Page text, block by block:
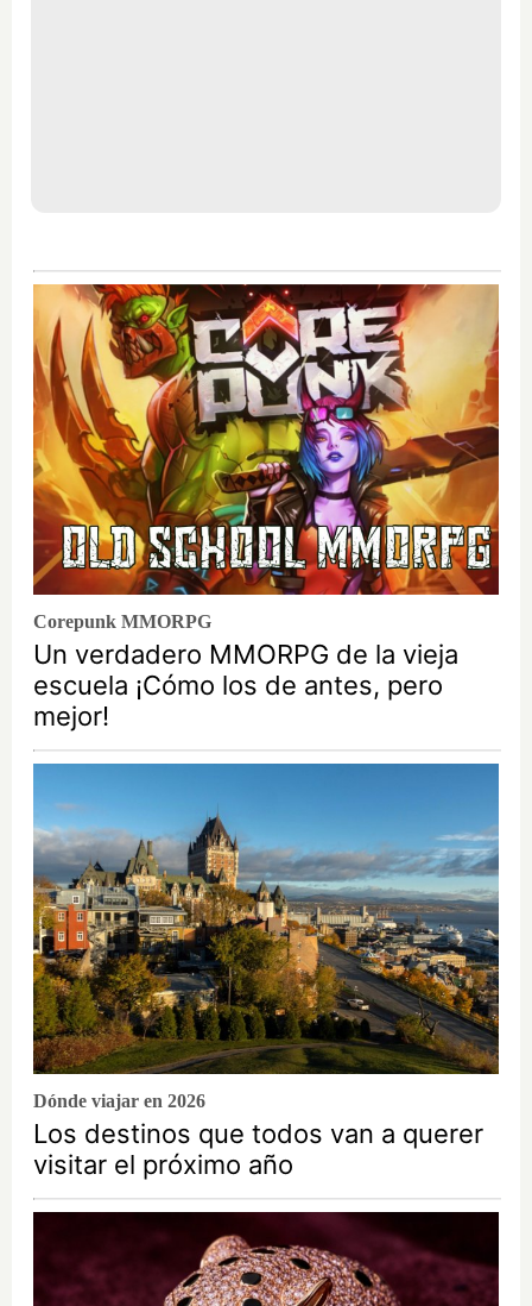
Corepunk MMORPG
Un verdadero MMORPG de la vieja
escuela ¡Cómo los de antes, pero
mejor!
Dónde viajar en 2026
Los destinos que todos van a querer
visitar el próximo año